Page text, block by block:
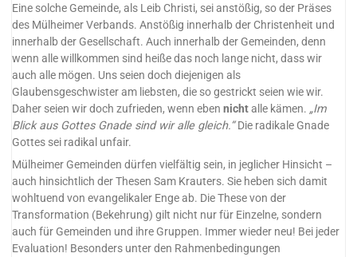
Eine solche Gemeinde, als Leib Christi, sei anstößig, so der Präses
des Mülheimer Verbands. Anstößig innerhalb der Christenheit und
innerhalb der Gesellschaft. Auch innerhalb der Gemeinden, denn
wenn alle willkommen sind heiße das noch lange nicht, dass wir
auch alle mögen. Uns seien doch diejenigen als
Glaubensgeschwister am liebsten, die so gestrickt seien wie wir.
Daher seien wir doch zufrieden, wenn ebennichtalle kämen. „Im
Blick aus Gottes Gnade sind wir alle gleich.“Die radikale Gnade
Gottes sei radikal unfair.
Mülheimer Gemeinden dürfen vielfältig sein, in jeglicher Hinsicht –
auch hinsichtlich der Thesen Sam Krauters. Sie heben sich damit
wohltuend von evangelikaler Enge ab. Die These von der
Transformation (Bekehrung) gilt nicht nur für Einzelne, sondern
auch für Gemeinden und ihre Gruppen. Immer wieder neu! Bei jeder
Evaluation! Besonders unter den Rahmenbedingungen